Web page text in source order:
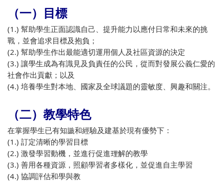
（一）目標
(1.) 幫助學生正面認識自己、提升能力以應付日常和未來的挑
戰，並會追求目標及抱負；
(2.) 幫助學生作出最能適切運用個人及社區資源的決定
(3.) 讓學生成為有識見及負責任的公民，從而對發展公義仁愛的
社會作出貢獻；以及
(4.) 培養學生對本地、國家及全球議題的靈敏度、興趣和關注。
（二）教學特色
在掌握學生已有知識和經驗及建基於現有優勢下：
(1.) 訂定清晰的學習目標
(2.) 激發學習動機，並進行促進理解的教學
(3.) 善用各種資源，照顧學習者多樣化，並促進自主學習
(4.) 協調評估和學與教